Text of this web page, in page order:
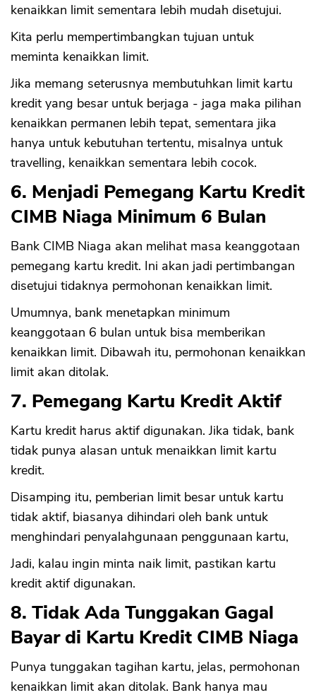
kenaikkan limit sementara lebih mudah disetujui.
Kita perlu mempertimbangkan tujuan untuk
meminta kenaikkan limit.
Jika memang seterusnya membutuhkan limit kartu
kredit yang besar untuk berjaga - jaga maka pilihan
kenaikkan permanen lebih tepat, sementara jika
hanya untuk kebutuhan tertentu, misalnya untuk
travelling, kenaikkan sementara lebih cocok.
6. Menjadi Pemegang Kartu Kredit
CIMB Niaga Minimum 6 Bulan
Bank CIMB Niaga akan melihat masa keanggotaan
pemegang kartu kredit. Ini akan jadi pertimbangan
disetujui tidaknya permohonan kenaikkan limit.
Umumnya, bank menetapkan minimum
keanggotaan 6 bulan untuk bisa memberikan
kenaikkan limit. Dibawah itu, permohonan kenaikkan
limit akan ditolak.
7. Pemegang Kartu Kredit Aktif
Kartu kredit harus aktif digunakan. Jika tidak, bank
tidak punya alasan untuk menaikkan limit kartu
kredit.
Disamping itu, pemberian limit besar untuk kartu
tidak aktif, biasanya dihindari oleh bank untuk
menghindari penyalahgunaan penggunaan kartu,
Jadi, kalau ingin minta naik limit, pastikan kartu
kredit aktif digunakan.
8. Tidak Ada Tunggakan Gagal
Bayar di Kartu Kredit CIMB Niaga
Punya tunggakan tagihan kartu, jelas, permohonan
kenaikkan limit akan ditolak. Bank hanya mau